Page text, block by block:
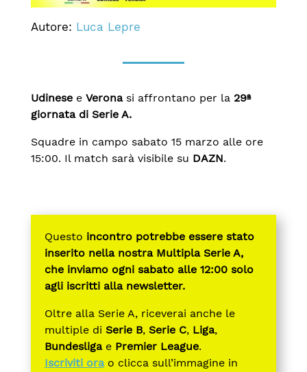
Autore: Luca Lepre
Udinese e Verona si affrontano per la 29ª
giornata di Serie A.
Squadre in campo sabato 15 marzo alle ore
15:00. Il match sarà visibile su DAZN.
Questo incontro potrebbe essere stato
inserito nella nostra Multipla Serie A,
che inviamo ogni sabato alle 12:00 solo
agli iscritti alla newsletter.
Oltre alla Serie A, riceverai anche le
multiple di Serie B, Serie C, Liga,
Bundesligae Premier League.
Iscriviti orao clicca sull’immagine in